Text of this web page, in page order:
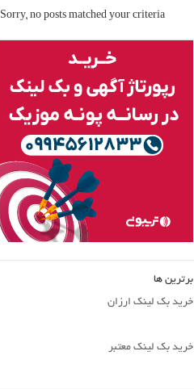
Sorry, no posts matched your criteria.
برترین ها
خرید بک لینک ارزان
خرید بک لینک معتبر